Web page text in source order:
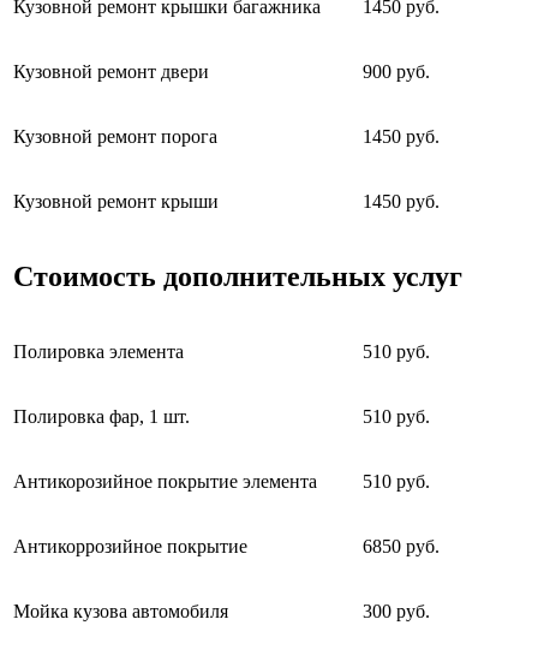
Кузовной ремонт крышки багажника 1450 руб.
Кузовной ремонт двери 900 руб.
Кузовной ремонт порога 1450 руб.
Кузовной ремонт крыши 1450 руб.
Стоимость дополнительных услуг
Полировка элемента 510 руб.
Полировка фар, 1 шт. 510 руб.
Антикорозийное покрытие элемента 510 руб.
Антикоррозийное покрытие 6850 руб.
Мойка кузова автомобиля 300 руб.